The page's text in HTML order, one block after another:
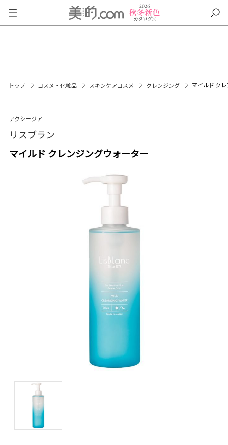
トップ コスメ・化粧品 スキンケアコスメ クレンジング マイルド ク
アクシージア
リスブラン
マイルド クレンジングウォーター